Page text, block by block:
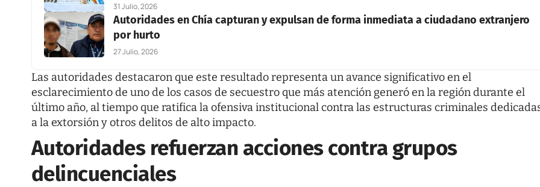
31 Julio, 2026
Autoridades en Chía capturan y expulsan de forma inmediata a ciudadano extranjero
por hurto
27 Julio, 2026
Las autoridades destacaron que este resultado representa un avance significativo en el
esclarecimiento de uno de los casos de secuestro que más atención generó en la región durante el
último año, al tiempo que ratifica la ofensiva institucional contra las estructuras criminales
a la extorsión y otros delitos de alto impacto.
Autoridades refuerzan acciones contra grupos
delincuenciales